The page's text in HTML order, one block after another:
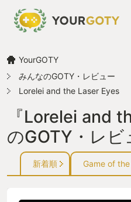
YourGOTY
みんなのGOTY・レビュー
Lorelei and the Laser Eyes
『Lorelei and
のGOTY・レビ
新着順 Game of